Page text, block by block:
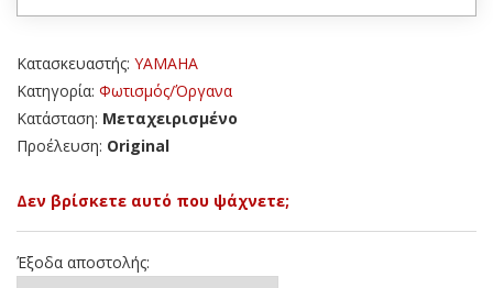
Κατασκευαστής: YAMAHA
Κατηγορία: Φωτισμός/Όργανα
Κατάσταση: Μεταχειρισμένο
Προέλευση: Original
Δεν βρίσκετε αυτό που ψάχνετε;
Έξοδα αποστολής: